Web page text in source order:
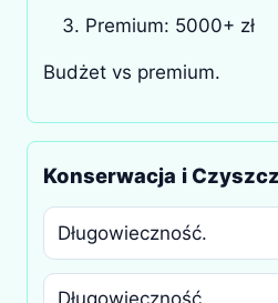
Premium: 5000+ zł
Budżet vs premium.
Konserwacja i
Długowieczność.